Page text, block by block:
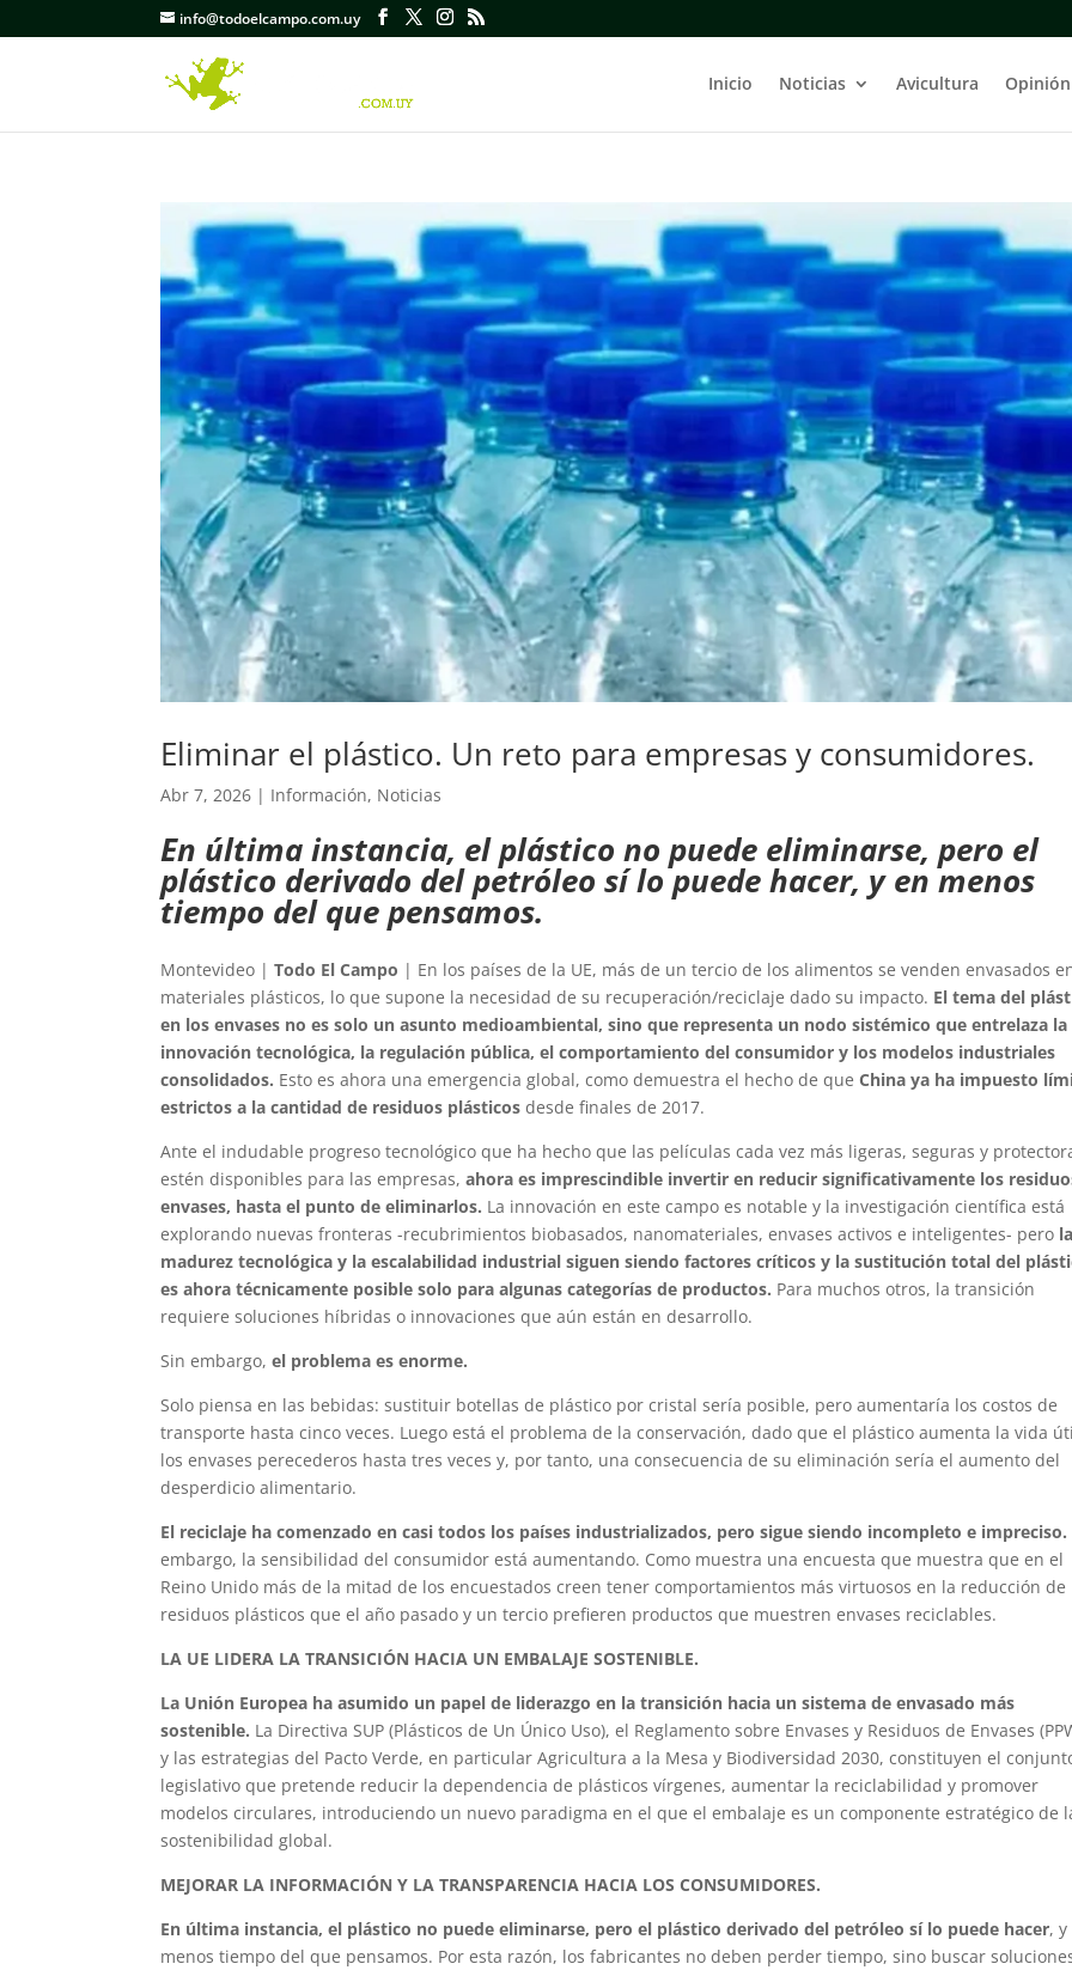
info@todoelcampo.com.uy
Inicio Noticias Avicultura Opinión
Eliminar el plástico. Un reto para empresas y consumidores.
Abr 7, 2026 | Información, Noticias
En última instancia, el plástico no puede eliminarse, pero el
plástico derivado del petróleo sí lo puede hacer, y en menos
tiempo del que pensamos.
Montevideo |Todo El Campo | En los países de la UE, más de un tercio de los alimentos se venden envasados
materiales plásticos, lo que supone la necesidad de su recuperación/reciclaje dado su impacto. El tema del
en los envases no es solo un asunto medioambiental, sino que representa un nodo sistémico que entrelaza la
innovación tecnológica, la regulación pública, el comportamiento del consumidor y los modelos industriales
consolidados. Esto es ahora una emergencia global, como demuestra el hecho de queChina ya ha impuesto
estrictos a la cantidad de residuos plásticos desde finales de 2017.
Ante el indudable progreso tecnológico que ha hecho que las películas cada vez más ligeras, seguras y
estén disponibles para las empresas,ahora es imprescindible invertir en reducir significativamente los
envases, hasta el punto de eliminarlos. La innovación en este campo es notable y la investigación científica está
explorando nuevas fronteras -recubrimientos biobasados, nanomateriales, envases activos e inteligentes- pero
madurez tecnológica y la escalabilidad industrial siguen siendo factores críticos y la sustitución total del
es ahora técnicamente posible solo para algunas categorías de productos. Para muchos otros, la transición
requiere soluciones híbridas o innovaciones que aún están en desarrollo.
Sin embargo,el problema es enorme.
Solo piensa en las bebidas: sustituir botellas de plástico por cristal sería posible, pero aumentaría los costos de
transporte hasta cinco veces. Luego está el problema de la conservación, dado que el plástico aumenta la vida
los envases perecederos hasta tres veces y, por tanto, una consecuencia de su eliminación sería el aumento del
desperdicio alimentario.
El reciclaje ha comenzado en casi todos los países industrializados, pero sigue siendo incompleto e impreciso.
embargo, la sensibilidad del consumidor está aumentando. Como muestra una encuesta que muestra que en el
Reino Unido más de la mitad de los encuestados creen tener comportamientos más virtuosos en la reducción de
residuos plásticos que el año pasado y un tercio prefieren productos que muestren envases reciclables.
LA UE LIDERA LA TRANSICIÓN HACIA UN EMBALAJE SOSTENIBLE.
La Unión Europea ha asumido un papel de liderazgo en la transición hacia un sistema de envasado más
sostenible. La Directiva SUP (Plásticos de Un Único Uso), el Reglamento sobre Envases y Residuos de Envases
y las estrategias del Pacto Verde, en particular Agricultura a la Mesa y Biodiversidad 2030, constituyen el
legislativo que pretende reducir la dependencia de plásticos vírgenes, aumentar la reciclabilidad y promover
modelos circulares, introduciendo un nuevo paradigma en el que el embalaje es un componente estratégico de
sostenibilidad global.
MEJORAR LA INFORMACIÓN Y LA TRANSPARENCIA HACIA LOS CONSUMIDORES.
En última instancia, el plástico no puede eliminarse, pero el plástico derivado del petróleo sí lo puede hacer,
menos tiempo del que pensamos. Por esta razón, los fabricantes no deben perder tiempo, sino buscar